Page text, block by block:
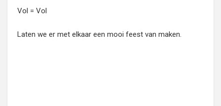
Vol = Vol
Laten we er met elkaar een mooi feest van maken.